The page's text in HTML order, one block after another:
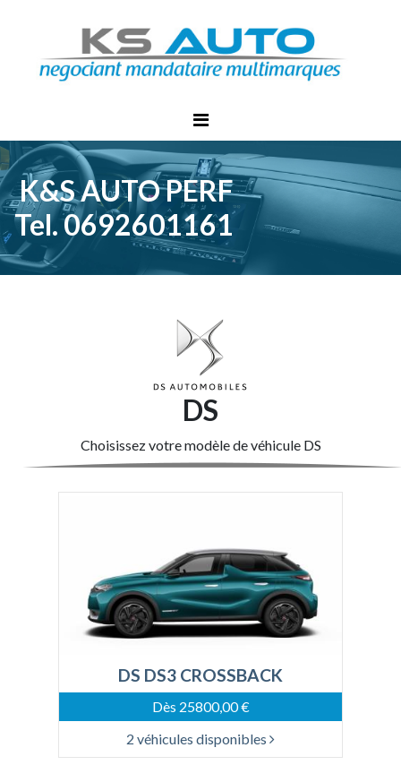
K&S AUTO PERF
Tel. 0692601161
DS
Choisissez votre modèle de véhicule DS
DS DS3 CROSSBACK
Dès 25800,00 €
2 véhicules disponibles